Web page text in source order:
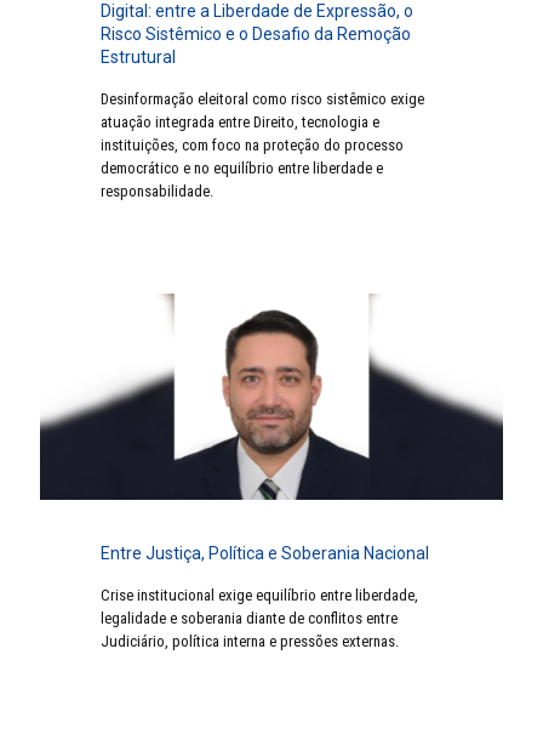
Digital: entre a Liberdade de Expressão, o
Risco Sistêmico e o Desafio da Remoção
Estrutural
Desinformação eleitoral como risco sistêmico exige
atuação integrada entre Direito, tecnologia e
instituições, com foco na proteção do processo
democrático e no equilíbrio entre liberdade e
responsabilidade.
Entre Justiça, Política e Soberania Nacional
Crise institucional exige equilíbrio entre liberdade,
legalidade e soberania diante de conflitos entre
Judiciário, política interna e pressões externas.